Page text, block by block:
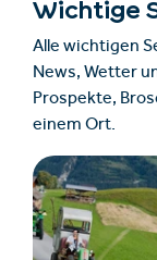
Wichtige
Alle wichtigen
News, Wetter
Prospekte,
einem Ort.